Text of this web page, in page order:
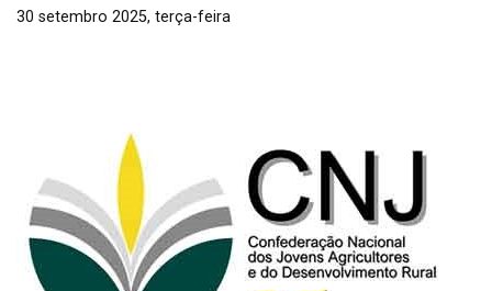
30 setembro 2025, terça-feira